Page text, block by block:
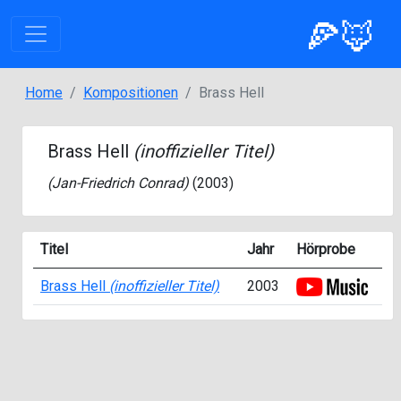
🍕🦊
Home Kompositionen Brass Hell
Brass Hell (inoffizieller Titel)
(Jan-Friedrich Conrad) (2003)
Titel Jahr Hörprobe
Brass Hell (inoffizieller Titel) 2003